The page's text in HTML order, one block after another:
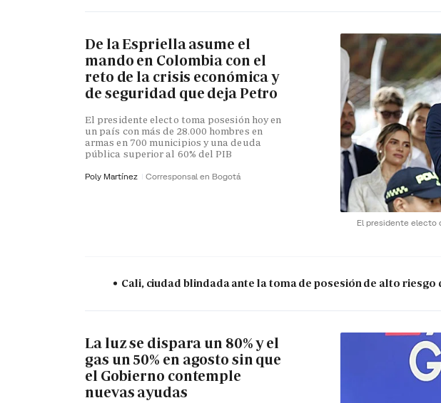
El presidente electo
De la Espriella asume el
mando en Colombia con el
reto de la crisis económica y
de seguridad que deja Petro
El presidente electo toma posesión hoy en
un país con más de 28.000 hombres en
armas en 700 municipios y una deuda
pública superior al 60% del PIB
Poly Martínez Corresponsal en Bogotá
Cali, ciudad blindada ante la toma de posesión de alto riesgo
La luz se dispara un 80% y el
gas un 50% en agosto sin que
el Gobierno contemple
nuevas ayudas